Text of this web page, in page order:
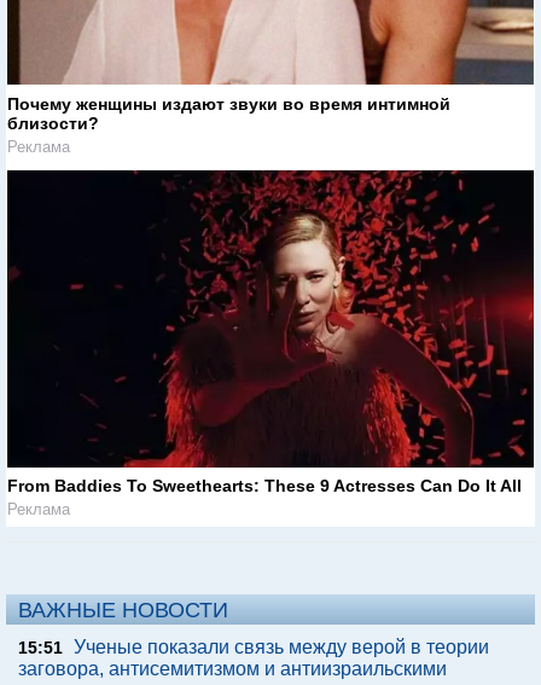
Почему женщины издают звуки во время интимной
близости?
Реклама
From Baddies To Sweethearts: These 9 Actresses Can Do It All
Реклама
ВАЖНЫЕ НОВОСТИ
15:51 Ученые показали связь между верой в теории
заговора, антисемитизмом и антиизраильскими